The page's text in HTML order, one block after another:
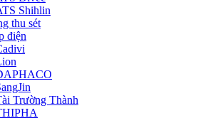
Shihlin
thu sét
điện
Trường Thành